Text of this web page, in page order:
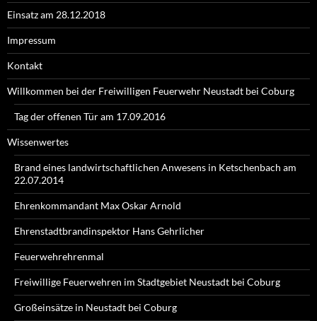
Einsatz am 28.12.2018
Impressum
Kontakt
Willkommen bei der Freiwilligen Feuerwehr Neustadt bei Coburg
Tag der offenen Tür am 17.09.2016
Wissenwertes
Brand eines landwirtschaftlichen Anwesens in Ketschenbach am
22.07.2014
Ehrenkommandant Max Oskar Arnold
Ehrenstadtbrandinspektor Hans Gehrlicher
Feuerwehrehrenmal
Freiwillige Feuerwehren im Stadtgebiet Neustadt bei Coburg
Großeinsätze in Neustadt bei Coburg